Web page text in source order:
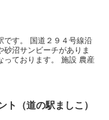
です。 国道２９４号線沿
沼サンビーチがありま
っております。 施設 農産
ト（道の駅ましこ）